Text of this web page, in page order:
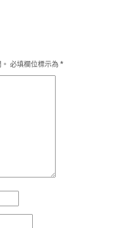
必填欄位標示為 *